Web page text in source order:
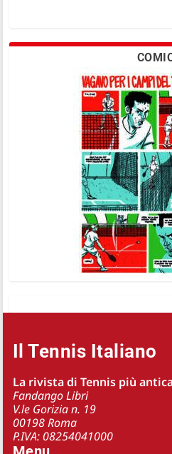
Il Tennis Italiano
La rivista di Tennis più
Fandango Libri
V.le Gorizia n. 19
00198 Roma
P.IVA: 08254041000